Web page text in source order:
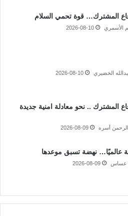
المشترك… قوة تحمي السلام
الأسمري 2026-08-10
الخضيري 2026-08-10
المشترك .. نحو معادلة امنية جديدة
أسره 2026-08-09
عالميًا… نهضة تسبق موعدها
عساس 2026-08-09